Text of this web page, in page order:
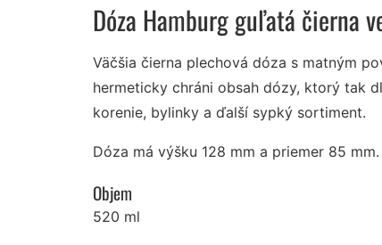
Dóza Hamburg guľatá čierna
Väčšia čierna plechová dóza s matným
hermeticky chráni obsah dózy, ktorý tak
korenie, bylinky a ďalší sypký sortiment.
Dóza má výšku 128 mm a priemer 85 mm.
Objem
520 ml